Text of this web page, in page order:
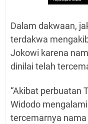
Dalam dakwaan,
terdakwa
Jokowi karena
dinilai telah
“Akibat perbuatan
Widodo
tercemarnya